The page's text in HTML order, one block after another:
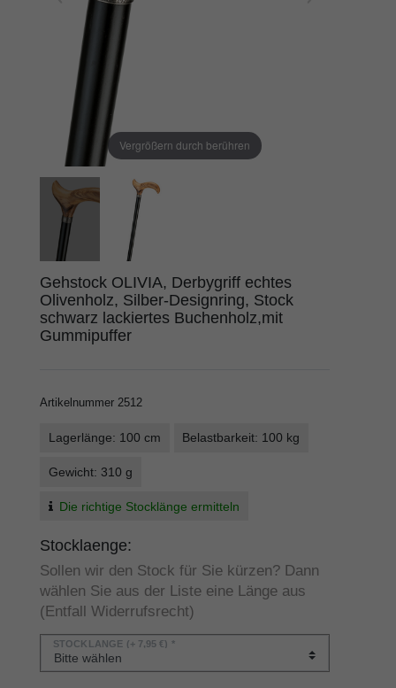
Vergrößern durch berühren
Gehstock OLIVIA, Derbygriff echtes
Olivenholz, Silber-Designring, Stock
schwarz lackiertes Buchenholz,mit
Gummipuffer
Artikelnummer 2512
Lagerlänge: 100 cm Belastbarkeit: 100 kg
Gewicht: 310 g
Die richtige Stocklänge ermitteln
Stocklaenge:
Sollen wir den Stock für Sie kürzen? Dann
wählen Sie aus der Liste eine Länge aus
(Entfall Widerrufsrecht)
STOCKLÄNGE (+ 7,95 €) *